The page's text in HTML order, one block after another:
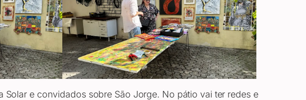
e convidados sobre São Jorge. No pátio vai ter redes e